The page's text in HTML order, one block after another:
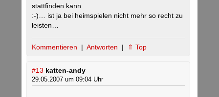
stattfinden kann
:-)… ist ja bei heimspielen nicht mehr so recht zu
leisten…
Kommentieren | Antworten | ⇑ Top
#13 katten-andy
29.05.2007 um 09:04 Uhr